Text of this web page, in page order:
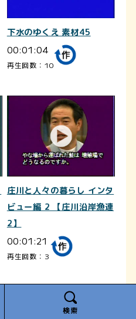
検索
下水のゆくえ 素材45
00:01:04
再生回数：10
庄川と人々の暮らし インタ
ビュー編 2 【庄川沿岸漁連
2】
00:01:21
再生回数：3